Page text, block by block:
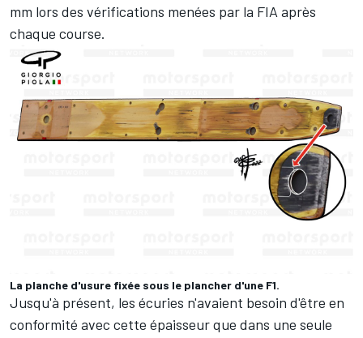
mm lors des vérifications menées par la FIA après
chaque course.
La planche d'usure fixée sous le plancher d'une F1.
Jusqu'à présent, les écuries n'avaient besoin d'être en
conformité avec cette épaisseur que dans une seule